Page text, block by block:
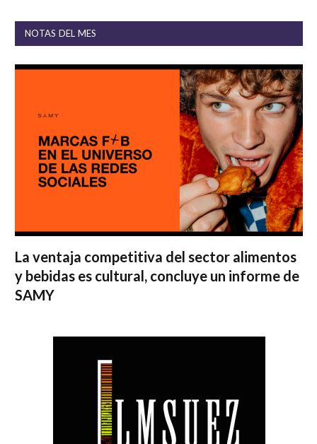
NOTAS DEL MES
La ventaja competitiva del sector alimentos
y bebidas es cultural, concluye un informe de
SAMY